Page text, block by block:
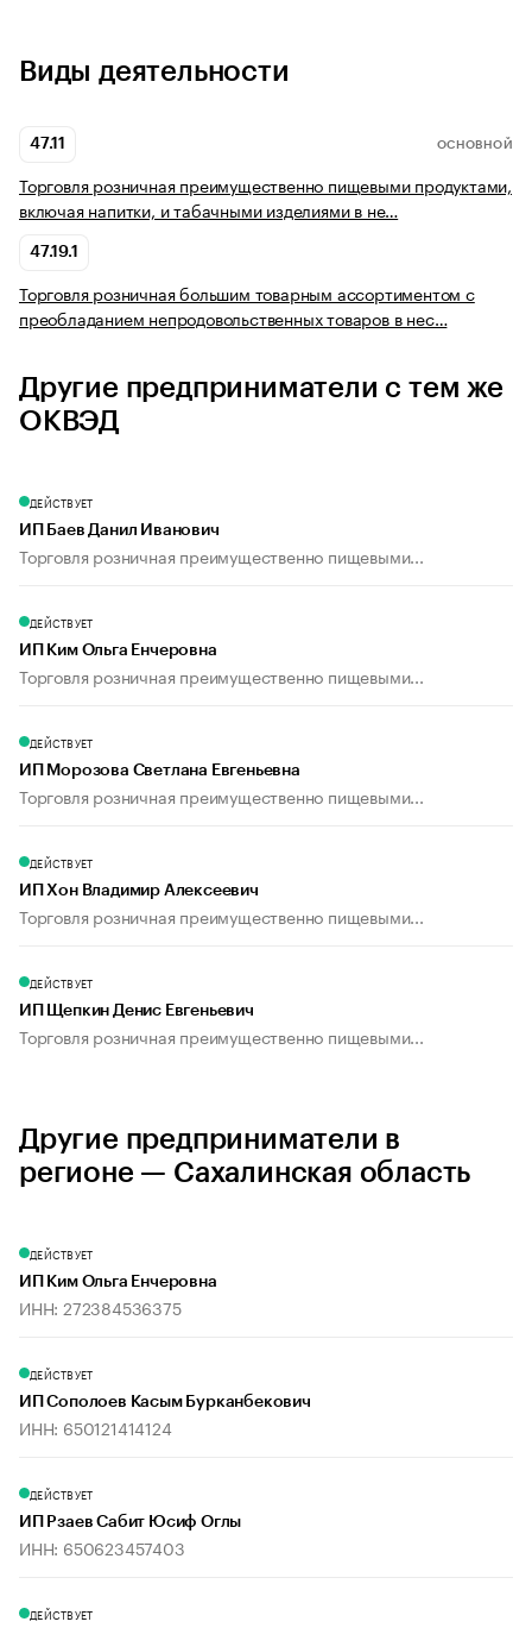
Виды деятельности
47.11 ОСНОВНОЙ
Торговля розничная преимущественно пищевыми продуктами,
включая напитки, и табачными изделиями в не…
47.19.1
Торговля розничная большим товарным ассортиментом с
преобладанием непродовольственных товаров в нес…
Другие предприниматели с тем же
ОКВЭД
ДЕЙСТВУЕТ
ИП Баев Данил Иванович
Торговля розничная преимущественно пищевыми...
ДЕЙСТВУЕТ
ИП Ким Ольга Енчеровна
Торговля розничная преимущественно пищевыми...
ДЕЙСТВУЕТ
ИП Морозова Светлана Евгеньевна
Торговля розничная преимущественно пищевыми...
ДЕЙСТВУЕТ
ИП Хон Владимир Алексеевич
Торговля розничная преимущественно пищевыми...
ДЕЙСТВУЕТ
ИП Щепкин Денис Евгеньевич
Торговля розничная преимущественно пищевыми...
Другие предприниматели в
регионе — Сахалинская область
ДЕЙСТВУЕТ
ИП Ким Ольга Енчеровна
ИНН: 272384536375
ДЕЙСТВУЕТ
ИП Сополоев Касым Бурканбекович
ИНН: 650121414124
ДЕЙСТВУЕТ
ИП Рзаев Сабит Юсиф Оглы
ИНН: 650623457403
ДЕЙСТВУЕТ